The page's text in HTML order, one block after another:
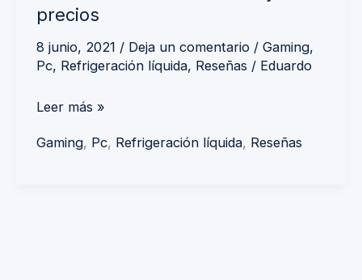
precios
8 junio, 2021 / Deja un comentario / Gaming,
Pc, Refrigeración líquida, Reseñas / Eduardo
Leer más »
Gaming, Pc, Refrigeración líquida, Reseñas